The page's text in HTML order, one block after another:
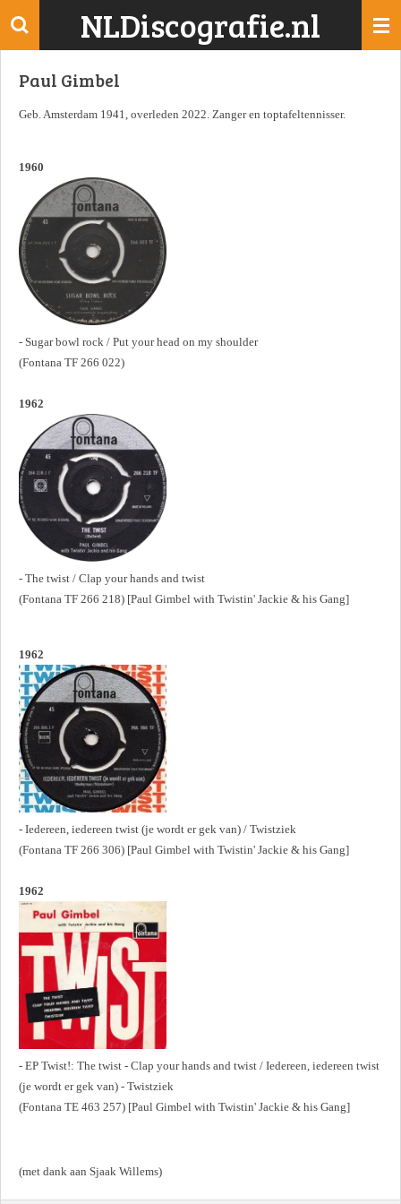
Ga
de
NLDiscografie.nl
Paul Gimbel
Geb. Amsterdam 1941, overleden 2022. Zanger en toptafeltennisser.
1960
- Sugar bowl rock / Put your head on my shoulder
(Fontana TF 266 022)
1962
- The twist / Clap your hands and twist
(Fontana TF 266 218) [Paul Gimbel with Twistin' Jackie & his Gang]
1962
- Iedereen, iedereen twist (je wordt er gek van) / Twistziek
(Fontana TF 266 306) [Paul Gimbel with Twistin' Jackie & his Gang]
1962
- EP Twist!: The twist - Clap your hands and twist / Iedereen, iedereen twist
(je wordt er gek van) - Twistziek
(Fontana TE 463 257) [Paul Gimbel with Twistin' Jackie & his Gang]
(met dank aan Sjaak Willems)